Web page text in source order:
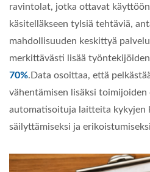
ravintolat, jotka ottavat
käsitelläkseen tylsiä tehtäviä,
mahdollisuuden keskittyä
merkittävästi lisää
70%.Data osoittaa, että
vähentämisen lisäksi
automatisoituja laitteita kykyjen
säilyttämiseksi ja